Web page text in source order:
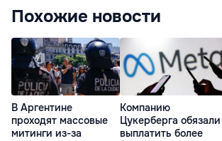
Похожие новости
В Аргентине
проходят массовые
митинги из-за
Компанию
Цукерберга обязали
выплатить более